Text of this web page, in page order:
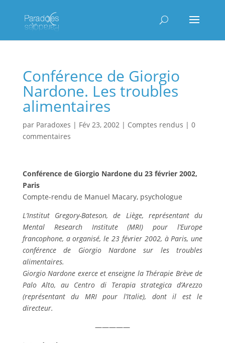
Conférence de Giorgio
Nardone. Les troubles
alimentaires
par Paradoxes | Fév 23, 2002| Comptes rendus | 0
commentaires
Conférence de Giorgio Nardone du 23 février 2002,
Paris
Compte-rendu de Manuel Macary, psychologue
L’Institut Gregory-Bateson, de Liège, représentant du
Mental Research Institute (MRI) pour l’Europe
francophone, a organisé, le 23 février 2002, à Paris, une
conférence de Giorgio Nardone sur les troubles
alimentaires.
Giorgio Nardone exerce et enseigne la Thérapie Brève de
Palo Alto, au Centro di Terapia strategica d’Arezzo
(représentant du MRI pour l’Italie), dont il est le
directeur.
—————